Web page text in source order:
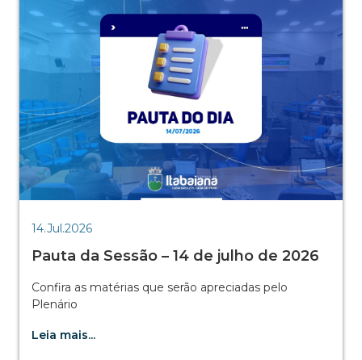
14.Jul.2026
Pauta da Sessão – 14 de julho de 2026
Confira as matérias que serão apreciadas pelo
Plenário
Leia mais...